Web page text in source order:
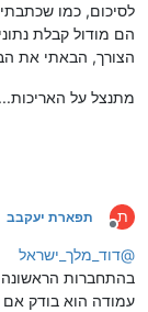
לסיכום, כמו
הם מודול קבלת
הצורך, הבאתי את
מתנצל על האריכות...
ת
מנותק
תפארת יעקבב
@דוד_מלך_ישראל
עמודה הוא בודק אם